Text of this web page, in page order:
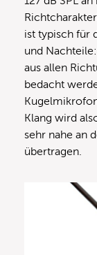
ist typisch für
und
aus allen
bedacht
Klang wird
sehr nahe an
übertragen.